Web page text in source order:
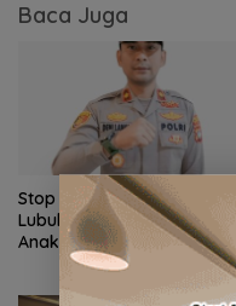
Baca Juga
Stop Penyelidikan, Polsek
Lubuk Baja Tegaskan Kasus
Anak Murni Masalah Hak